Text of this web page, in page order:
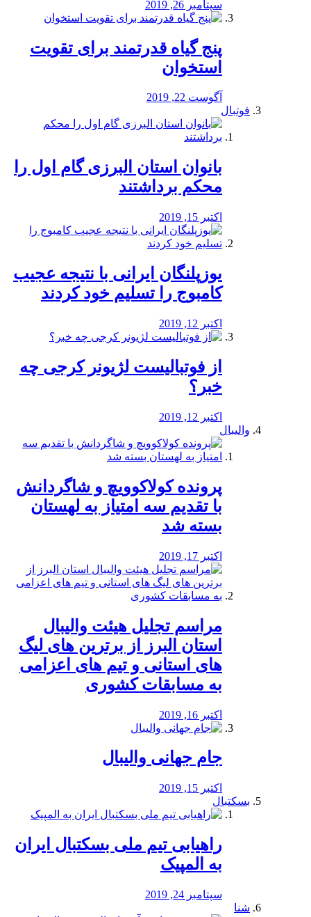
سپتامبر 26, 2019
پنج گیاه قدرتمند برای تقویت
استخوان
آگوست 22, 2019
فوتبال
بانوان استان البرزی گام اول را
محكم برداشتند
اکتبر 15, 2019
یوزپلنگان ایرانی با نتیجه عجیب
کامبوج را تسلیم خود کردند
اکتبر 12, 2019
از فوتبالیست لژیونر کرجی چه
خبر؟
اکتبر 12, 2019
والیبال
پرونده کولاکوویچ و شاگردانش
با تقدیم سه امتیاز به لهستان
بسته شد
اکتبر 17, 2019
مراسم تجلیل هیئت والیبال
استان البرز از برترین های لیگ
های استانی و تیم های اعزامی
به مسابقات کشوری
اکتبر 16, 2019
جام جهانی والیبال
اکتبر 15, 2019
بسکتبال
راهیابی تیم ملی بسکتبال ایران
به المپیک
سپتامبر 24, 2019
شنا